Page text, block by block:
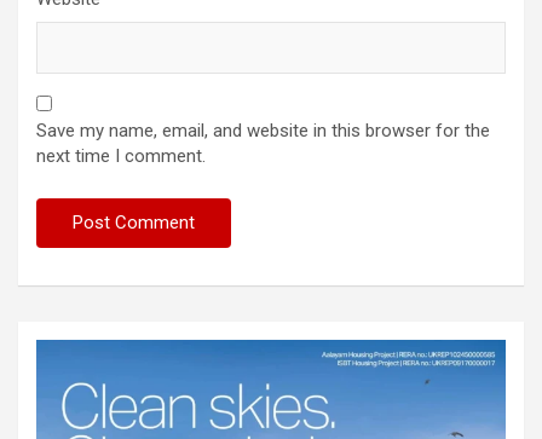
Save my name, email, and website in this browser for the
next time I comment.